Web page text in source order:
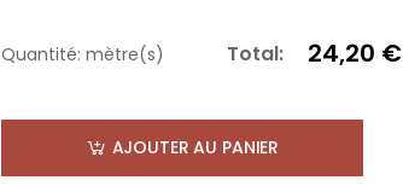
Quantité: mètre(s) Total: 24,20 €
AJOUTER AU PANIER